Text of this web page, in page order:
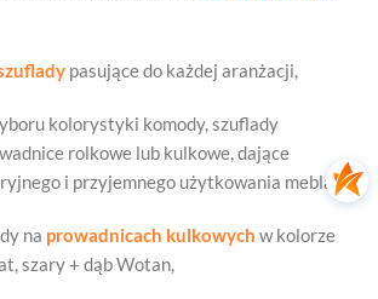
pasujące do każdej aranżacji,
kolorystyki komody, szuflady
rolkowe lub kulkowe, dające
i przyjemnego użytkowania mebla,
na prowadnicach kulkowych w kolorze
szary + dąb Wotan,